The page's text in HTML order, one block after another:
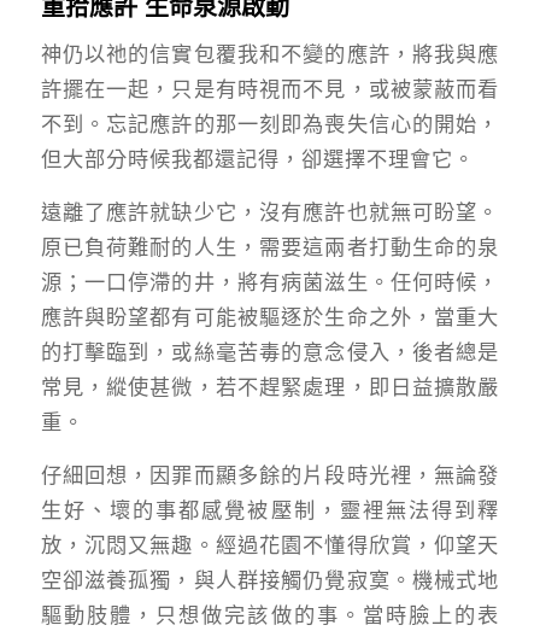
重拾應許 生命泉源啟動
神仍以祂的信實包覆我和不變的應許，將我與應
許擺在一起，只是有時視而不見，或被蒙蔽而看
不到。忘記應許的那一刻即為喪失信心的開始，
但大部分時候我都還記得，卻選擇不理會它。
遠離了應許就缺少它，沒有應許也就無可盼望。
原已負荷難耐的人生，需要這兩者打動生命的泉
源；一口停滯的井，將有病菌滋生。任何時候，
應許與盼望都有可能被驅逐於生命之外，當重大
的打擊臨到，或絲毫苦毒的意念侵入，後者總是
常見，縱使甚微，若不趕緊處理，即日益擴散嚴
重。
仔細回想，因罪而顯多餘的片段時光裡，無論發
生好、壞的事都感覺被壓制，靈裡無法得到釋
放，沉悶又無趣。經過花園不懂得欣賞，仰望天
空卻滋養孤獨，與人群接觸仍覺寂寞。機械式地
驅動肢體，只想做完該做的事。當時臉上的表